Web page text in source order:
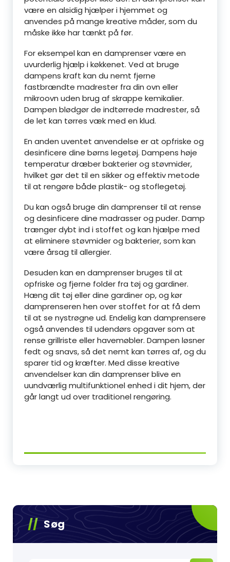
være en alsidig hjælper i hjemmet og
anvendes på mange kreative måder, som du
måske ikke har tænkt på før.
For eksempel kan en damprenser være en
uvurderlig hjælp i køkkenet. Ved at bruge
dampens kraft kan du nemt fjerne
fastbrændte madrester fra din ovn eller
mikroovn uden brug af skrappe kemikalier.
Dampen blødgør de indtørrede madrester, så
de let kan tørres væk med en klud.
En anden uventet anvendelse er at opfriske og
desinficere dine børns legetøj. Dampens høje
temperatur dræber bakterier og støvmider,
hvilket gør det til en sikker og effektiv metode
til at rengøre både plastik- og stoflegetøj.
Du kan også bruge din damprenser til at rense
og desinficere dine madrasser og puder. Damp
trænger dybt ind i stoffet og kan hjælpe med
at eliminere støvmider og bakterier, som kan
være årsag til allergier.
Desuden kan en damprenser bruges til at
opfriske og fjerne folder fra tøj og gardiner.
Hæng dit tøj eller dine gardiner op, og kør
damprenseren hen over stoffet for at få dem
til at se nystrøgne ud. Endelig kan damprensere
også anvendes til udendørs opgaver som at
rense grillriste eller havemøbler. Dampen løsner
fedt og snavs, så det nemt kan tørres af, og du
sparer tid og kræfter. Med disse kreative
anvendelser kan din damprenser blive en
uundværlig multifunktionel enhed i dit hjem, der
går langt ud over traditionel rengøring.
Søg